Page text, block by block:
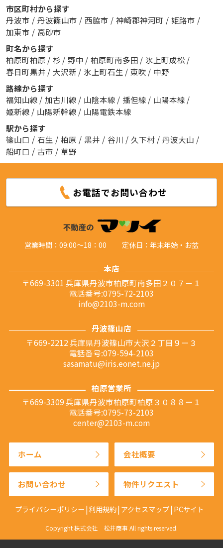
市区町村から探す
丹波市 / 丹波篠山市 / 西脇市 / 神崎郡神河町 / 姫路市 /
加東市 / 高砂市
町名から探す
柏原町柏原 / 杉 / 野中 / 柏原町南多田 / 氷上町成松 /
春日町黒井 / 大沢新 / 氷上町石生 / 東吹 / 中野
路線から探す
福知山線 / 加古川線 / 山陰本線 / 播但線 / 山陽本線 /
姫新線 / 山陽新幹線 / 山陽電鉄本線
駅から探す
篠山口 / 石生 / 柏原 / 黒井 / 谷川 / 久下村 / 丹波大山 /
船町口 / 古市 / 草野
お電話でお問い合わせ
営業時間：09:00～18：00 定休日：年末年始・お盆
本店
〒669-3301 兵庫県丹波市柏原町南多田２０７－１
電話番号:0795-72-2103
info@2103-m.com
丹波篠山店
〒669-2212 兵庫県丹波篠山市大沢２丁目９ー３
電話番号:079-594-2103
sasamatu@iris.eonet.ne.jp
柏原営業所
〒669-3309 兵庫県丹波市柏原町柏原３０８８ー１
電話番号:0795-73-2103
center@2103-m.com
ホーム 会社概要
お問い合わせ 物件リクエスト
プライバシーポリシー 利用規約 アクセスマップ PCサイト
Copyright 株式会社 松井商事 All rights reserved.